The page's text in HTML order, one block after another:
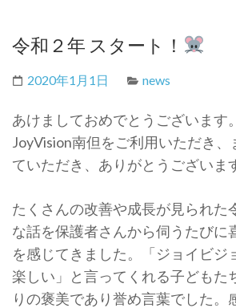
令和２年 スタート！
2020年1月1日 news
あけましておめでとうございます。
JoyVision南但をご利用いただき、
ていただき、ありがとうございま
たくさんの改善や成長が見られた
な話を保護者さんから伺うたびに
を感じてきました。「ジョイビジ
楽しい」と言ってくれる子どもた
りの褒美であり誉め言葉でした。